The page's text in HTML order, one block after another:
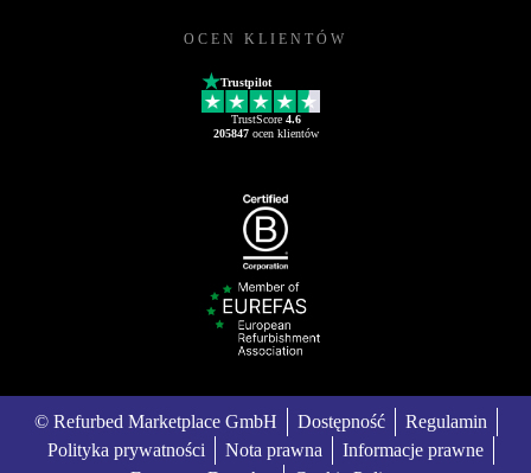
OCEN KLIENTÓW
Trustpilot
TrustScore 4.6
205847ocen klientów
© Refurbed Marketplace GmbH Dostępność
Regulamin
Polityka prywatności
Nota prawna
Informacje prawne